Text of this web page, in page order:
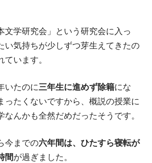
文学研究会」という研究会に入っ
い気持ちが少しずつ芽生えてきたの
います。
いたのに三年生に進めず除籍にな
ったくないですから、概説の授業に
なんかも全然だめだったそうです。
今までの六年間は、ひたすら寝転が
間が過ぎました。